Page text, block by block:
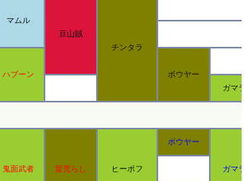
マムル
豆山賊
チンタラ
ハブーン ボウヤー
ガマ
鬼面武者 畠荒らし ヒーポフ
ボウヤー
ガマ